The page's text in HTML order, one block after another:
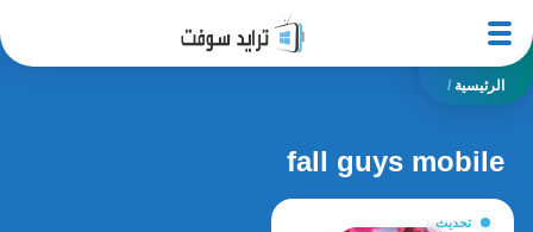
الرئيسية /
fall guys mobile
تحديث